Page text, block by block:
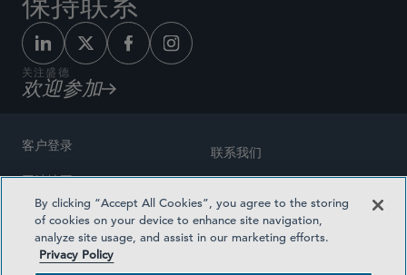
关注盛德
欢迎参加
客户登录
网站地图
律师广告
隐私政策
联系我们
医疗计划透明度
By clicking “Accept All Cookies”, you agree to the storing
of cookies on your device to enhance site navigation,
analyze site usage, and assist in our marketing efforts.
Privacy Policy